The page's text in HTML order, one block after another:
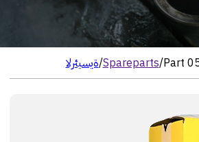
الرئيسية/Spareparts/Part